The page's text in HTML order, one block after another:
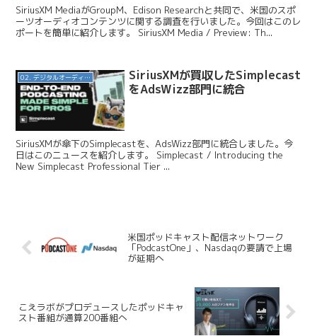
SiriusXM MediaがGroupM、Edison Researchと共同で、米国のスポ
ーツオーディオコンテンツに関する調査を行いました。今回はこのレ
ポートを簡単に紹介します。 SiriusXM Media / Preview: Th...
02. デジタルオーディオ広告（音声広告）
SiriusXMが買収したSimplecast
をAdsWizz部門に統合
SiriusXMが傘下のSimplecastを、AdsWizz部門に統合しました。今
日はこのニュースを紹介します。 Simplecast / Introducing the
New Simplecast Professional Tier ...
米国ポッドキャスト配信ネットワーク
「PodcastOne」、Nasdaqの要請で上場
が延期へ
こえラボがプロデュースしたポッドキャ
スト番組が通算200番組へ